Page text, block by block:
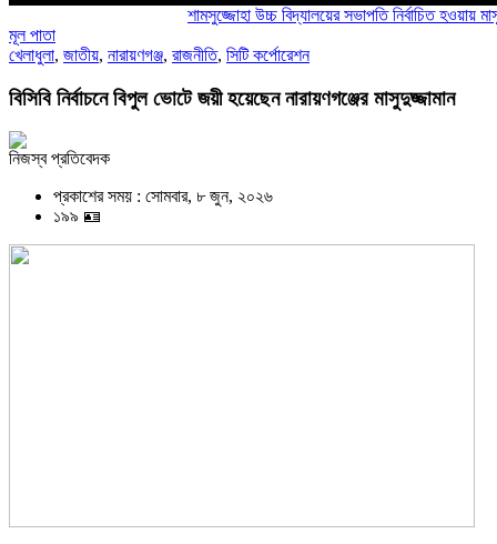
শামসুজ্জোহা উচ্চ বিদ্যালয়ের সভাপতি নির্বাচিত হওয়ায় মাসুদ
মূল পাতা
খেলাধুলা, জাতীয়, নারায়ণগঞ্জ, রাজনীতি, সিটি কর্পোরেশন
বিসিবি নির্বাচনে বিপুল ভোটে জয়ী হয়েছেন নারায়ণগঞ্জের মাসুদুজ্জামান
নিজস্ব প্রতিবেদক
প্রকাশের সময় : সোমবার, ৮ জুন, ২০২৬
১৯৯ 🪪